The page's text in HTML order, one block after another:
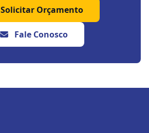
Solicitar Orçamento
Fale Conosco